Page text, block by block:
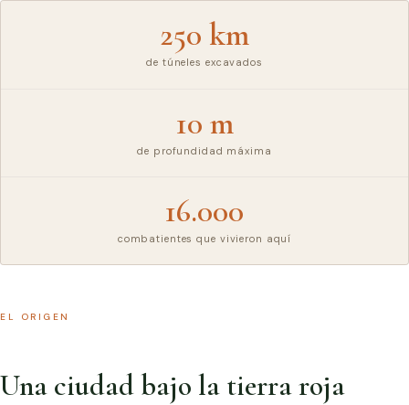
250 km
de túneles excavados
10 m
de profundidad máxima
16.000
combatientes que vivieron aquí
EL ORIGEN
Una ciudad bajo la tierra roja